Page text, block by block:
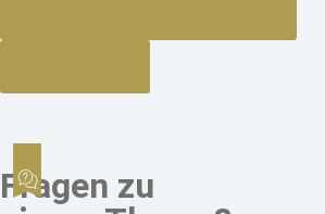
Fragen zu